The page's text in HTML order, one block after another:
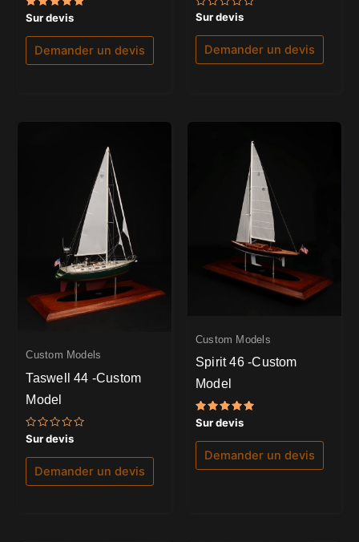
Note
5.00
sur 5
Sur devis
Demander un devis
Note
0
sur
Sur devis
Demander un devis
Custom Models
Taswell 44 -Custom
Model
Note
0
sur
Sur devis
Demander un devis
Custom Models
Spirit 46 -Custom
Model
Note
5.00
sur 5
Sur devis
Demander un devis